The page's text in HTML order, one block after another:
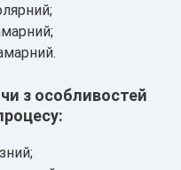
з особливостей